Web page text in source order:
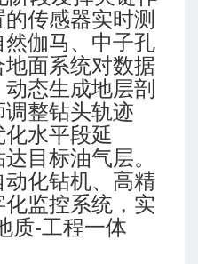
传感器实时测
伽马、中子孔
面系统对数据
态生成地层剖
整钻头轨迹
化水平段延
目标油气层。
化钻机、高精
监控系统，实
质-工程一体